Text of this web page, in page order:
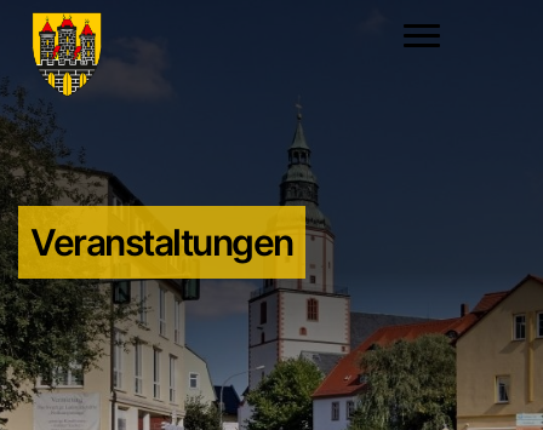
Veranstaltungen